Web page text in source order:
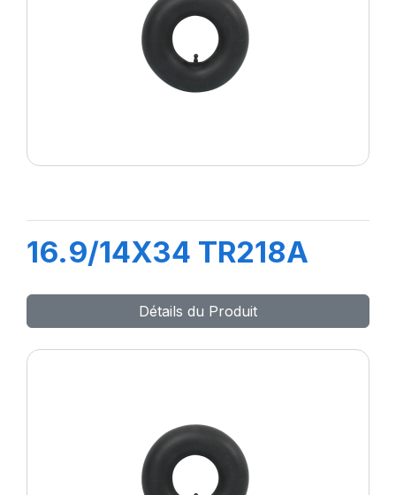
16.9/14X34 TR218A
Détails du Produit